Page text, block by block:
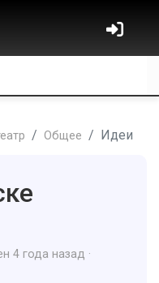
Общее Идеи
4 года назад